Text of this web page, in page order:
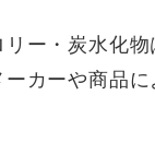
ー・炭水化
カーや商品に